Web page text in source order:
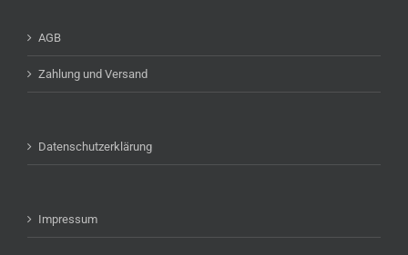
AGB
Zahlung und Versand
Datenschutzerklärung
Impressum